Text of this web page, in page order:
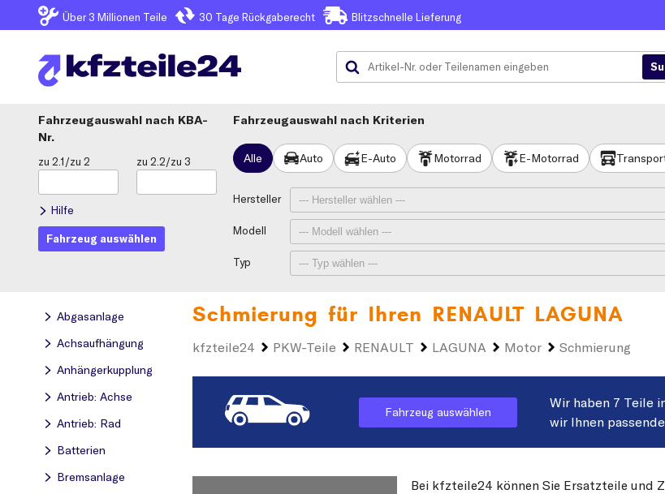
Über 3 Millionen Teile 30 Tage Rückgaberecht Blitzschnelle Lieferung
Fahrzeugauswahl
KBA-
Nr.
zu 2.1/zu 2 zu 2.2/zu 3
Hilfe
Fahrzeug auswählen
Fahrzeugauswahl nach Kriterien
Alle Auto E-Auto Motorrad E-Motorrad
Hersteller
Modell
Typ
Abgasanlage
Achsaufhängung
Anhängerkupplung
Antrieb: Achse
Antrieb: Rad
Batterien
Bremsanlage
Schmierung für Ihren RENAULT LAGUNA
kfzteile24 PKW-Teile RENAULT LAGUNA Motor Schmierung
Fahrzeug auswählen
Wir haben 7 Teile
wir Ihnen
Bei kfzteile24 können Sie Ersatzteile und